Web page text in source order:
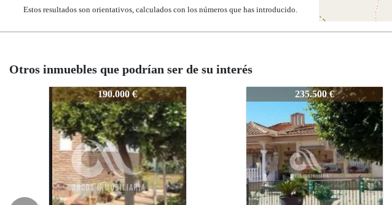
Estos resultados son orientativos, calculados con los números que has introducido.
Otros inmuebles que podrían ser de su interés
754-CA642L235.500 € 754-CA642L235.500 €